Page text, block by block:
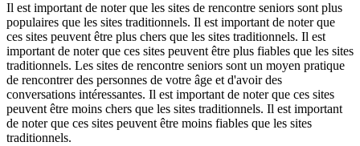
Il est important de noter que les sites de rencontre seniors sont plus
populaires que les sites traditionnels. Il est important de noter que
ces sites peuvent être plus chers que les sites traditionnels. Il est
important de noter que ces sites peuvent être plus fiables que les sites
traditionnels. Les sites de rencontre seniors sont un moyen pratique
de rencontrer des personnes de votre âge et d'avoir des
conversations intéressantes. Il est important de noter que ces sites
peuvent être moins chers que les sites traditionnels. Il est important
de noter que ces sites peuvent être moins fiables que les sites
traditionnels.